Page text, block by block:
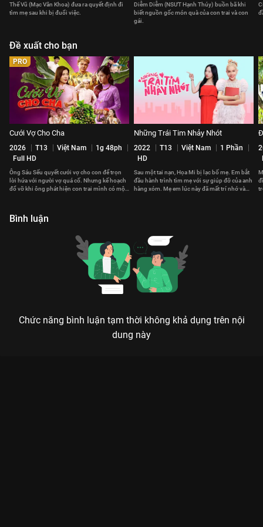
Thế Vũ (Mạc Văn Khoa) đưa ra quyết định đi
tìm mẹ sau khi bị đuổi việc.
Diễm Diễm (NSƯT Hạnh Thúy) buồn bã khi
biết nguồn gốc món quà của con trai và con
gái.
Đề xuất cho bạn
PRO
Cưới Vợ Cho Cha
2026 T13 Việt Nam
1g 48ph
Full HD
Ông Sáu Sếu quyết cưới vợ cho con để trọn
lời hứa với người vợ quá cố. Nhưng kế hoạch
đổ vỡ khi ông phát hiện con trai mình có một
Những Trái Tim Nhảy Nhót
2022 T13 Việt Nam
1 Phần
HD
Sau một tai nạn, Họa Mi bị lạc bố mẹ. Em bắt
đầu hành trình tìm mẹ với sự giúp đỡ của anh
hàng xóm. Mẹ em lúc này đã mất trí nhớ và
Bình luận
Chức năng bình luận tạm thời không khả dụng trên nội
dung này